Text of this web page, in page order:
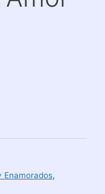
Enamorados,